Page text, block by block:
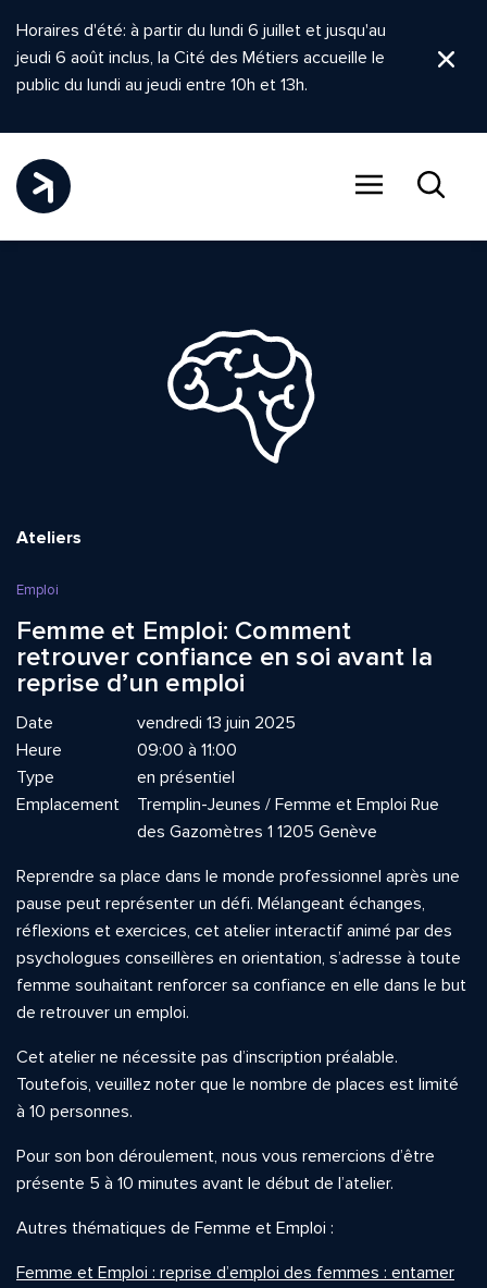
Horaires d'été: à partir du lundi 6 juillet et jusqu'au
jeudi 6 août inclus, la Cité des Métiers accueille le
public du lundi au jeudi entre 10h et 13h.
Ateliers
Emploi
Femme et Emploi: Comment
retrouver confiance en soi avant la
reprise d’un emploi
Date
vendredi 13 juin 2025
Heure
09:00 à 11:00
Type
en présentiel
Emplacement
Tremplin-Jeunes / Femme et Emploi Rue
des Gazomètres 1 1205 Genève
Reprendre sa place dans le monde professionnel après une
pause peut représenter un défi. Mélangeant échanges,
réflexions et exercices, cet atelier interactif animé par des
psychologues conseillères en orientation, s’adresse à toute
femme souhaitant renforcer sa confiance en elle dans le but
de retrouver un emploi.
Cet atelier ne nécessite pas d’inscription préalable.
Toutefois, veuillez noter que le nombre de places est limité
à 10 personnes.
Pour son bon déroulement, nous vous remercions d’être
présente 5 à 10 minutes avant le début de l’atelier.
Autres thématiques de Femme et Emploi :
Femme et Emploi : reprise d’emploi des femmes : entamer